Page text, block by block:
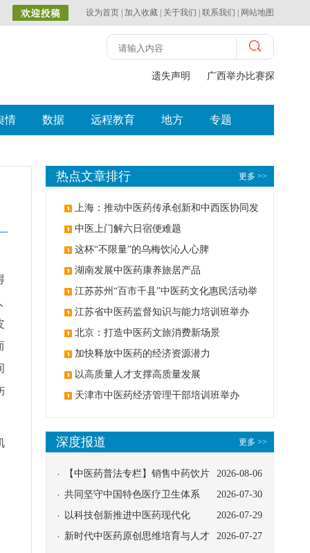
设为首页 加入收藏 关于我们 联系我们 网站地图
遗失声明 广西举办比赛探索中（
情 数据 远程教育 地方 专题
更多 >>
热点文章排行
上海：推动中医药传承创新和中西医协同发
展 中医上门解六日宿便难题
这杯“不限量”的乌梅饮沁人心脾
湖南发展中医药康养旅居产品
江苏苏州“百市千县”中医药文化惠民活动举
办 江苏省中医药监督知识与能力培训班举办
北京：打造中医药文旅消费新场景
加快释放中医药的经济资源潜力
以高质量人才支撑高质量发展
天津市中医药经济管理干部培训班举办
更多 >>
深度报道
2026-08-06
【中医药普法专栏】销售中药饮片
应告知煎服方法及注意事项
2026-07-30
共同坚守中国特色医疗卫生体系
2026-07-29
以科技创新推进中医药现代化
2026-07-27
新时代中医药原创思维培育与人才